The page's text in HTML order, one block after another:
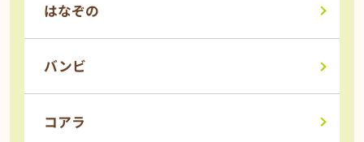
はなぞの
バンビ
コアラ